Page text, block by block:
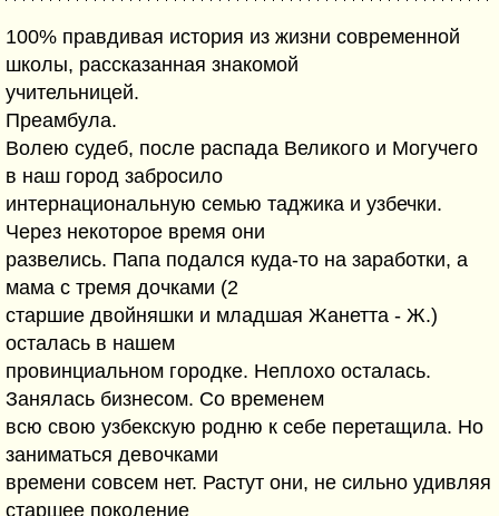
100% правдивая история из жизни современной
школы, рассказанная знакомой
учительницей.
Преамбула.
Волею судеб, после распада Великого и Могучего
в наш город забросило
интернациональную семью таджика и узбечки.
Через некоторое время они
развелись. Папа подался куда-то на заработки, а
мама с тремя дочками (2
старшие двойняшки и младшая Жанетта - Ж.)
осталась в нашем
провинциальном городке. Неплохо осталась.
Занялась бизнесом. Со временем
всю свою узбекскую родню к себе перетащила. Но
заниматься девочками
времени совсем нет. Растут они, не сильно удивляя
старшее поколение